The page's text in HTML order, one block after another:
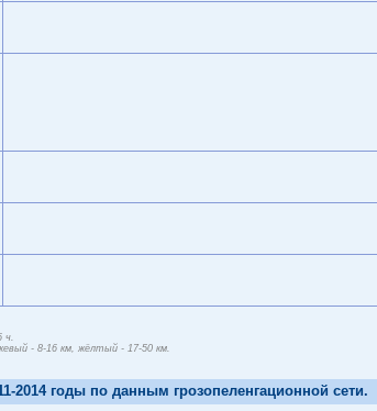
ч.
- 8-16 км, жёлтый - 17-50 км.
2014 годы по данным грозопеленгационной сети.